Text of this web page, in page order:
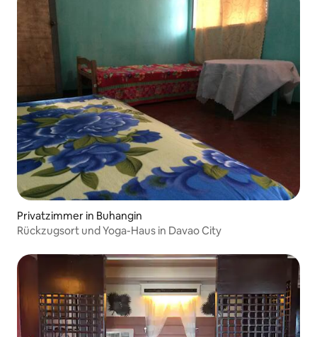
Privatzimmer in Buhangin
Rückzugsort und Yoga-Haus in Davao City